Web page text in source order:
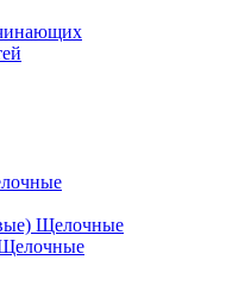
Щелочные